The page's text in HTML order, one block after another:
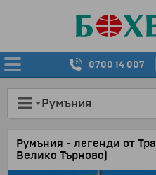
0700 14 007
Румъния
Румъния - легенди от
Велико Търново)
4 нощувки със закуски в